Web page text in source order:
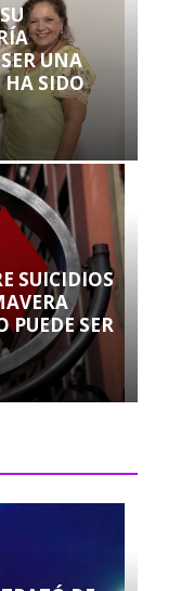
UNA
HA SIDO
SUICIDIOS
PUEDE SER